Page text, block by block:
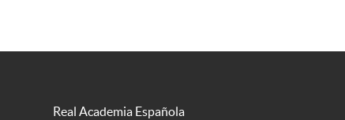
Real Academia Española